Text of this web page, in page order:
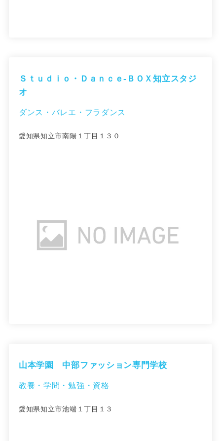
Ｓｔｕｄｉｏ・Ｄａｎｃｅ‐ＢＯＸ知立スタジ
オ
ダンス・バレエ・フラダンス
愛知県知立市南陽１丁目１３０
山本学園 中部ファッション専門学校
教養・学問・勉強・資格
愛知県知立市池端１丁目１３